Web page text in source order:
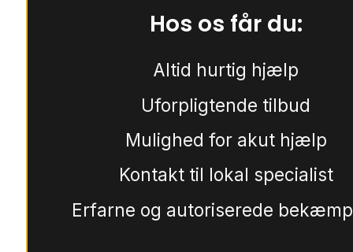
Hos os får du:
Altid hurtig hjælp
Uforpligtende tilbud
Mulighed for akut hjælp
Kontakt til lokal specialist
Erfarne og autoriserede